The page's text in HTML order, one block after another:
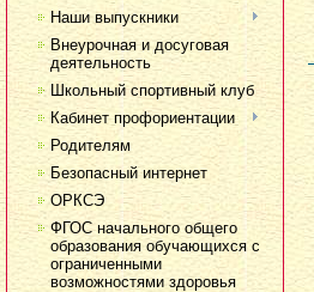
Наши выпускники
Внеурочная и досуговая
деятельность
Школьный спортивный клуб
Кабинет профориентации
Родителям
Безопасный интернет
ОРКСЭ
ФГОС начального общего
образования обучающихся с
ограниченными
возможностями здоровья